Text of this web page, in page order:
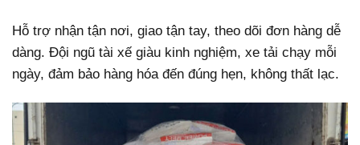
Hỗ trợ nhận tận nơi, giao tận tay, theo dõi đơn hàng dễ
dàng. Đội ngũ tài xế giàu kinh nghiệm, xe tải chạy mỗi
ngày, đảm bảo hàng hóa đến đúng hẹn, không thất lạc.